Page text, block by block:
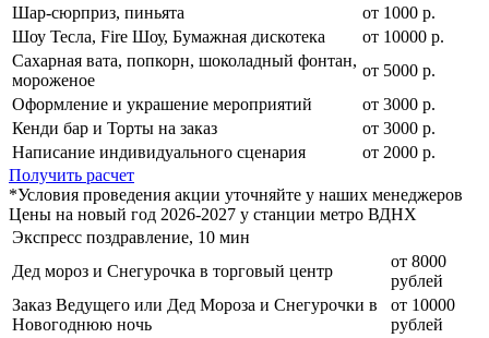
Шар-сюрприз, пиньята
от 1000 р.
Шоу Тесла, Fire Шоу, Бумажная дискотека
от 10000 р.
Сахарная вата, попкорн, шоколадный фонтан,
мороженое
от 5000 р.
Оформление и украшение мероприятий
от 3000 р.
Кенди бар и Торты на заказ
от 3000 р.
Написание индивидуального сценария
от 2000 р.
Получить расчет
*Условия проведения акции уточняйте у наших менеджеров
Цены на новый год 2026-2027 у станции метро ВДНХ
Экспресс поздравление, 10 мин
Дед мороз и Снегурочка в торговый центр
от 8000
рублей
Заказ Ведущего или Дед Мороза и Снегурочки в
Новогоднюю ночь
от 10000
рублей